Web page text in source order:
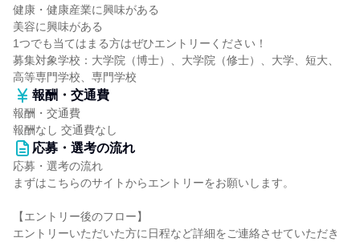
健康・健康産業に興味がある
美容に興味がある
1つでも当てはまる方はぜひエントリーください！
募集対象学校：大学院（博士）、大学院（修士）、大学、短大、
高等専門学校、専門学校
報酬・交通費
報酬・交通費
報酬なし 交通費なし
応募・選考の流れ
応募・選考の流れ
まずはこちらのサイトからエントリーをお願いします。
【エントリー後のフロー】
エントリーいただいた方に日程など詳細をご連絡させていただき